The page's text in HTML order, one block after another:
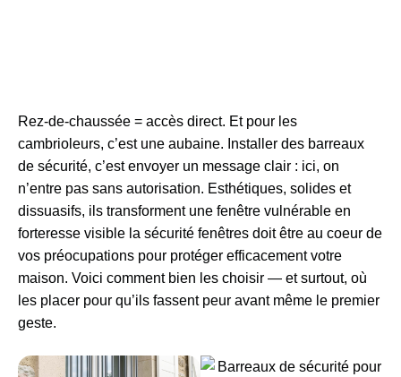
Rez-de-chaussée = accès direct. Et pour les
cambrioleurs, c’est une aubaine. Installer des barreaux
de sécurité, c’est envoyer un message clair : ici, on
n’entre pas sans autorisation. Esthétiques, solides et
dissuasifs, ils transforment une fenêtre vulnérable en
forteresse visible la sécurité fenêtres doit être au coeur de
vos préocupations pour protéger efficacement votre
maison. Voici comment bien les choisir — et surtout, où
les placer pour qu’ils fassent peur avant même le premier
geste.